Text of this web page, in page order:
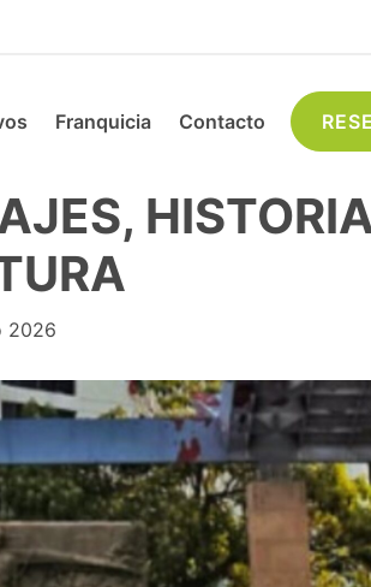
Franquicia Contacto
2026